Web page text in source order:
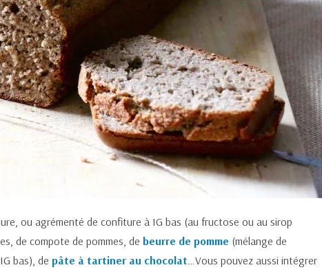
ou agrémenté de confiture à IG bas (au fructose ou au sirop
de compote de pommes, de beurre de pomme (mélange de
bas), de pâte à tartiner au chocolat…Vous pouvez aussi intégrer